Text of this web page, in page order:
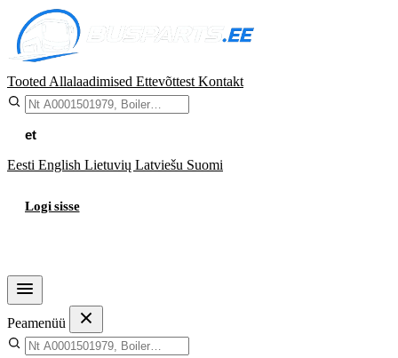
Tooted Allalaadimised Ettevõttest Kontakt
et
Eesti English Lietuvių Latviešu Suomi
Logi sisse
Peamenüü